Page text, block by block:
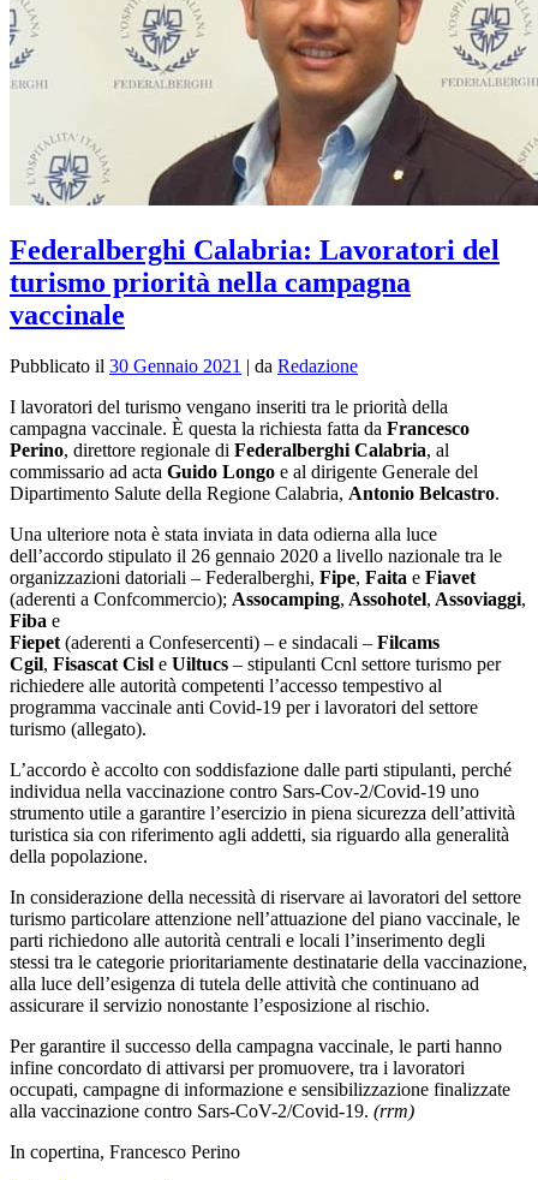
Federalberghi Calabria: Lavoratori del
turismo priorità nella campagna
vaccinale
Pubblicato il 30 Gennaio 2021 | da Redazione
I lavoratori del turismo vengano inseriti tra le priorità della
campagna vaccinale. È questa la richiesta fatta da Francesco
Perino, direttore regionale di Federalberghi Calabria, al
commissario ad acta Guido Longo e al dirigente Generale del
Dipartimento Salute della Regione Calabria, Antonio Belcastro.
Una ulteriore nota è stata inviata in data odierna alla luce
dell’accordo stipulato il 26 gennaio 2020 a livello nazionale tra le
organizzazioni datoriali – Federalberghi, Fipe, Faita e Fiavet
(aderenti a Confcommercio); Assocamping, Assohotel, Assoviaggi,
Fiba e
Fiepet (aderenti a Confesercenti) – e sindacali – Filcams
Cgil, Fisascat Cisl e Uiltucs – stipulanti Ccnl settore turismo per
richiedere alle autorità competenti l’accesso tempestivo al
programma vaccinale anti Covid-19 per i lavoratori del settore
turismo (allegato).
L’accordo è accolto con soddisfazione dalle parti stipulanti, perché
individua nella vaccinazione contro Sars-Cov-2/Covid-19 uno
strumento utile a garantire l’esercizio in piena sicurezza dell’attività
turistica sia con riferimento agli addetti, sia riguardo alla generalità
della popolazione.
In considerazione della necessità di riservare ai lavoratori del settore
turismo particolare attenzione nell’attuazione del piano vaccinale, le
parti richiedono alle autorità centrali e locali l’inserimento degli
stessi tra le categorie prioritariamente destinatarie della vaccinazione,
alla luce dell’esigenza di tutela delle attività che continuano ad
assicurare il servizio nonostante l’esposizione al rischio.
Per garantire il successo della campagna vaccinale, le parti hanno
infine concordato di attivarsi per promuovere, tra i lavoratori
occupati, campagne di informazione e sensibilizzazione finalizzate
alla vaccinazione contro Sars-CoV-2/Covid-19. (rrm)
In copertina, Francesco Perino